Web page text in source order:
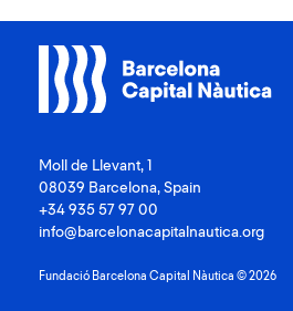
Moll de Llevant, 1
08039 Barcelona, Spain
+34 935 57 97 00
info@barcelonacapitalnautica.org
Fundació Barcelona Capital Nàutica © 2026